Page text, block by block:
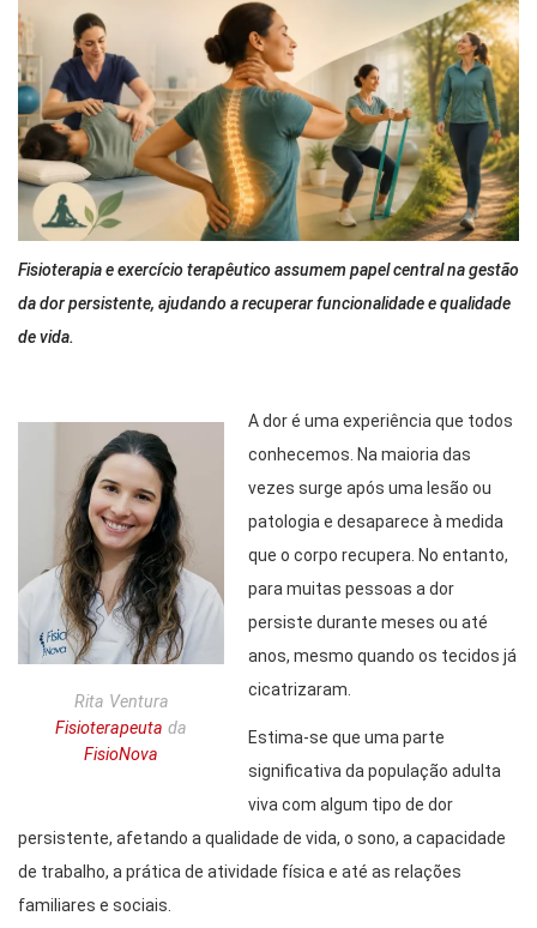
Fisioterapia e exercício terapêutico assumem papel central na gestão
da dor persistente, ajudando a recuperar funcionalidade e qualidade
de vida.
Rita Ventura
Fisioterapeuta da
FisioNova
A dor é uma experiência que todos
conhecemos. Na maioria das
vezes surge após uma lesão ou
patologia e desaparece à medida
que o corpo recupera. No entanto,
para muitas pessoas a dor
persiste durante meses ou até
anos, mesmo quando os tecidos já
cicatrizaram.
Estima-se que uma parte
significativa da população adulta
viva com algum tipo de dor
persistente, afetando a qualidade de vida, o sono, a capacidade
de trabalho, a prática de atividade física e até as relações
familiares e sociais.